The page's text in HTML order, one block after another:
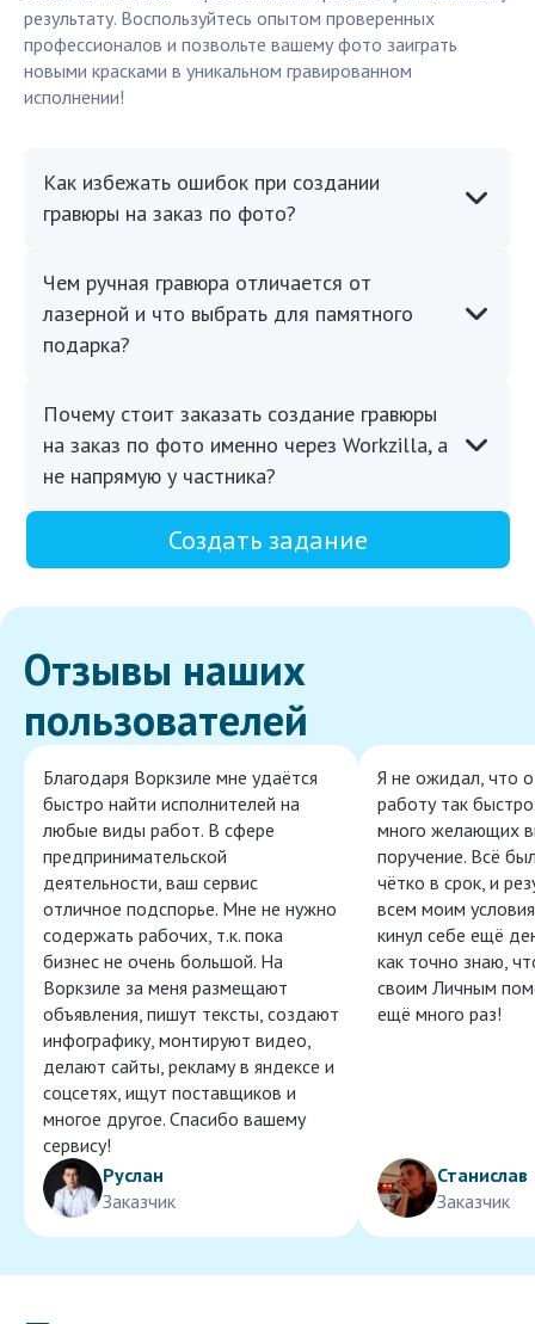
результату. Воспользуйтесь опытом проверенных
профессионалов и позвольте вашему фото заиграть
новыми красками в уникальном гравированном
исполнении!
Как избежать ошибок при создании
гравюры на заказ по фото?
Чем ручная гравюра отличается от
лазерной и что выбрать для памятного
подарка?
Почему стоит заказать создание гравюры
на заказ по фото именно через Workzilla, а
не напрямую у частника?
Создать задание
Отзывы наших
пользователей
Благодаря Воркзиле мне удаётся
быстро найти исполнителей на
любые виды работ. В сфере
предпринимательской
деятельности, ваш сервис
отличное подспорье. Мне не нужно
содержать рабочих, т.к. пока
бизнес не очень большой. На
Воркзиле за меня размещают
объявления, пишут тексты, создают
инфографику, монтируют видео,
делают сайты, рекламу в яндексе и
соцсетях, ищут поставщиков и
многое другое. Спасибо вашему
сервису!
Руслан
Заказчик
Я не ожидал, что
работу так
много желающих
поручение. Всё
чётко в срок, и
всем моим
кинул себе ещё
как точно знаю,
своим Личным
ещё много раз!
Станислав
Заказчик